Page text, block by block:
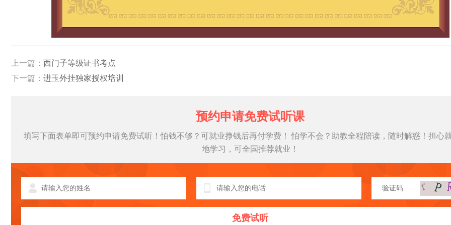
上一篇： 西门子等级证书考点
下一篇： 进玉外挂独家授权培训
预约申请免费试听课
填写下面表单即可预约申请免费试听！怕钱不够？可就业挣钱后再付学费！ 怕学不会？助教全程陪读，随时解惑！担心
地学习，可全国推荐就业！
免费试听